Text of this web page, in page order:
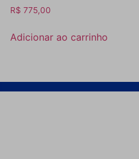
R$ 775,00
Adicionar ao carrinho